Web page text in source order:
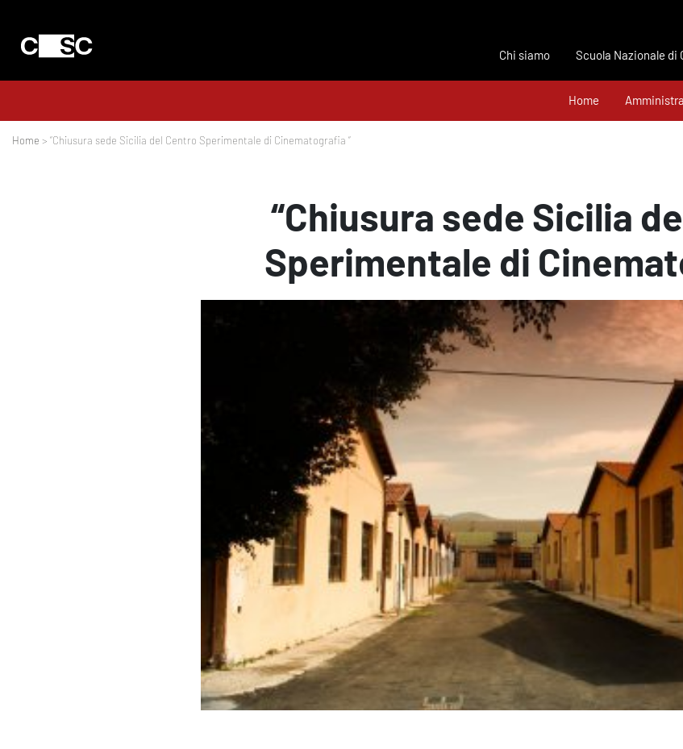
Chi siamo Scuola Nazionale di
Home
Home > “Chiusura sede Sicilia del Centro Sperimentale di Cinematografia “
“Chiusura sede Sicilia
Sperimentale di